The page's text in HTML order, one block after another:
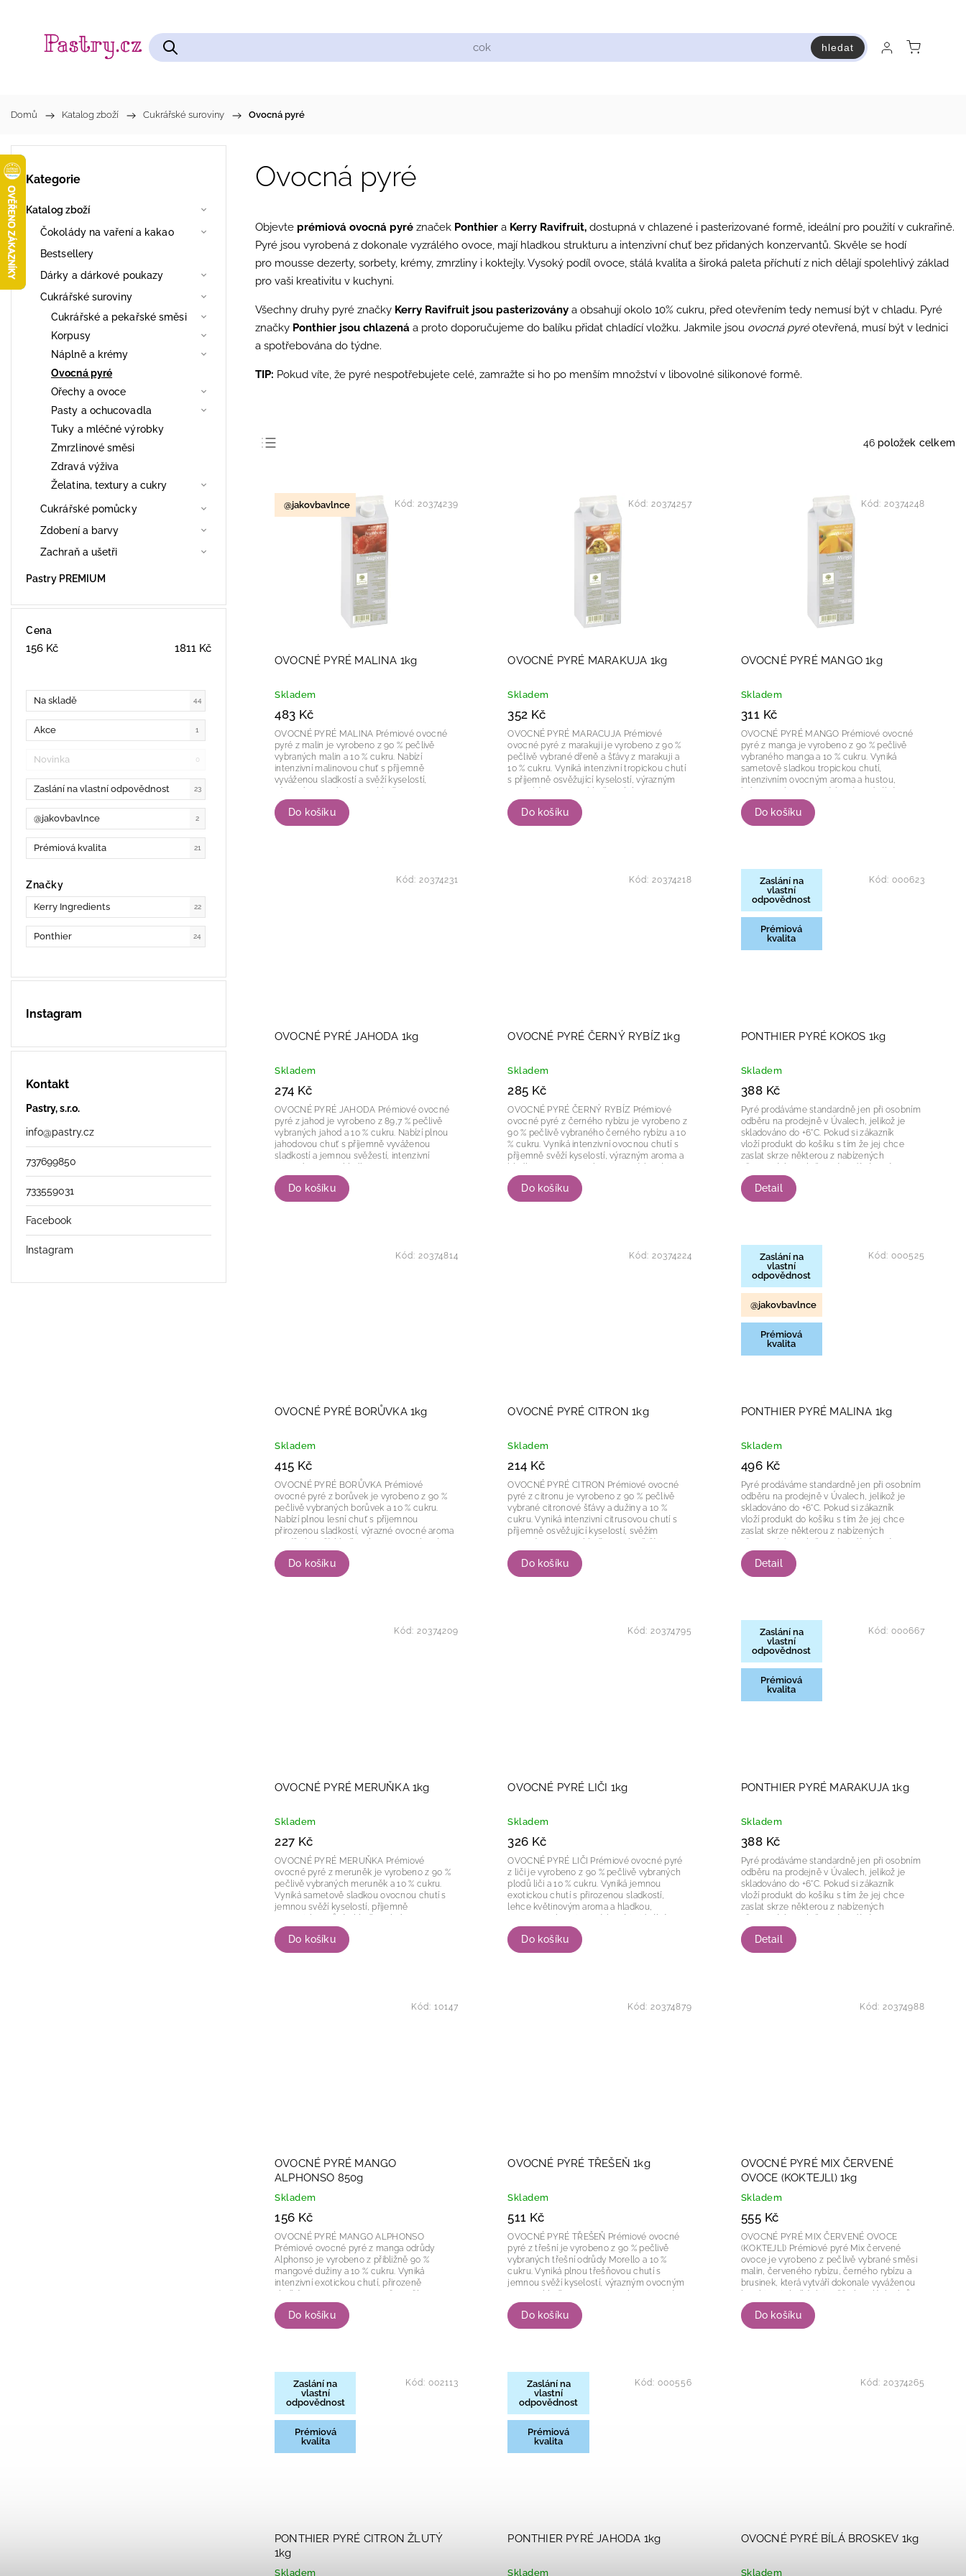
hledat
Domů / Katalog zboží / Cukrářské suroviny / Ovocná pyré
Kategorie
Katalog zboží
Čokolády na vaření a kakao
Bestsellery
Dárky a dárkové poukazy
Cukrářské suroviny
Cukrářské a pekařské směsi
Korpusy
Náplně a krémy
Ovocná pyré
Ořechy a ovoce
Pasty a ochucovadla
Tuky a mléčné výrobky
Zmrzlinové směsi
Zdravá výživa
Želatina, textury a cukry
Cukrářské pomůcky
Zdobení a barvy
Zachraň a ušetři
Pastry PREMIUM
Cena
156 Kč 1811 Kč
Na skladě 44
Akce 1
Novinka 0
Zaslání na vlastní odpovědnost 23
@jakovbavlnce 2
Prémiová kvalita 21
Značky
Kerry Ingredients 22
Ponthier 24
Instagram
Kontakt
Pastry, s.r.o.
info@pastry.cz
737699850
733559031
Facebook
Instagram
Ovocná pyré
Objevte prémiová ovocná pyré značek Ponthier a Kerry Ravifruit, dostupná v chlazené i pasterizované formě, ideální pro použití v cukrařině.
Pyré jsou vyrobená z dokonale vyzrálého ovoce, mají hladkou strukturu a intenzivní chuť bez přidaných konzervantů. Skvěle se hodí
pro mousse dezerty, sorbety, krémy, zmrzliny i koktejly. Vysoký podíl ovoce, stálá kvalita a široká paleta příchutí z nich dělají spolehlivý základ
pro vaši kreativitu v kuchyni.
Všechny druhy pyré značky Kerry Ravifruit jsou pasterizovány a obsahují okolo 10% cukru, před otevřením tedy nemusí být v chladu. Pyré
značky Ponthier jsou chlazená a proto doporučujeme do balíku přidat chladící vložku. Jakmile jsou ovocná pyréotevřená, musí být v lednici
a spotřebována do týdne.
TIP: Pokud víte, že pyré nespotřebujete celé, zamražte si ho po menším množství v libovolné silikonové formě.
Nejdražší
46 položek celkem
@jakovbavlnce
OVOCNÉ PYRÉ MALINA 1kg
Skladem
483 Kč
Do košíku
OVOCNÉ PYRÉ MALINA Prémiové ovocné
pyré z malin je vyrobeno z 90 % pečlivě
vybraných malin a 10 % cukru. Nabízí
intenzivní malinovou chuť s příjemně
vyváženou sladkostí a svěží kyselostí,
sametovou konzistenci,...
Kód:20374239
OVOCNÉ PYRÉ MARAKUJA 1kg
Skladem
352 Kč
Do košíku
OVOCNÉ PYRÉ MARACUJA Prémiové
ovocné pyré z marakuji je vyrobeno z 90 %
pečlivě vybrané dřeně a šťávy z marakuji a
10 % cukru. Vyniká intenzivní tropickou chutí
s příjemně osvěžující kyselostí, výrazným
tekutější...
Kód: 20374257
OVOCNÉ PYRÉ MANGO 1kg
Skladem
311 Kč
Do košíku
OVOCNÉ PYRÉ MANGO Prémiové ovocné
pyré z manga je vyrobeno z 90 % pečlivě
vybraného manga a 10 % cukru. Vyniká
sametově sladkou tropickou chutí,
intenzivním ovocným aroma a hustou,
přípravu krémů,...
Kód: 20374248
OVOCNÉ PYRÉ JAHODA 1kg
Skladem
274 Kč
Do košíku
OVOCNÉ PYRÉ JAHODA Prémiové ovocné
pyré z jahod je vyrobeno z 89,7 % pečlivě
vybraných jahod a 10 % cukru. Nabízí plnou
jahodovou chuť s příjemně vyváženou
sladkostí a jemnou svěžestí, intenzivní
ovocné aroma a hladkou, sametovou...
Kód:20374231
OVOCNÉ PYRÉ ČERNÝ RYBÍZ 1kg
Skladem
285 Kč
Do košíku
OVOCNÉ PYRÉ ČERNÝ RYBÍZ Prémiové
ovocné pyré z černého rybízu je vyrobeno z
90 % pečlivě vybraného černého rybízu a 10
% cukru. Vyniká intenzivní ovocnou chutí s
příjemně svěží kyselostí, výrazným aroma a
hladkou, sametovou konzistencí, která je...
Kód: 20374218
Zaslání na
vlastní
odpovědnost
Prémiová
kvalita
PONTHIER PYRÉ KOKOS 1kg
Skladem
388 Kč
Detail
Pyré prodáváme standardně jen při osobním
odběru na prodejně v Úvalech, jelikož je
skladováno do +6°C. Pokud si zákazník
vloží produkt do košíku s tím že jej chce
zaslat skrze některou z nabízených
přepravních společností, vzdává se tím...
Kód: 000623
OVOCNÉ PYRÉ BORŮVKA 1kg
Skladem
415 Kč
Do košíku
OVOCNÉ PYRÉ BORŮVKA Prémiové
ovocné pyré z borůvek je vyrobeno z 90 %
pečlivě vybraných borůvek a 10 % cukru.
Nabízí plnou lesní chuť s příjemnou
přirozenou sladkostí, výrazné ovocné aroma
Kód: 20374814
OVOCNÉ PYRÉ CITRON 1kg
Skladem
214 Kč
Do košíku
OVOCNÉ PYRÉ CITRON Prémiové ovocné
pyré z citronu je vyrobeno z 90 % pečlivě
vybrané citronové šťávy a dužiny a 10 %
cukru. Vyniká intenzivní citrusovou chutí s
příjemně osvěžující kyselostí, svěžím
Kód: 20374224
Zaslání na
vlastní
odpovědnost
@jakovbavlnce
Prémiová
kvalita
PONTHIER PYRÉ MALINA 1kg
Skladem
496 Kč
Detail
Pyré prodáváme standardně jen při osobním
odběru na prodejně v Úvalech, jelikož je
skladováno do +6°C. Pokud si zákazník
vloží produkt do košíku s tím že jej chce
zaslat skrze některou z nabízených
Kód: 000525
OVOCNÉ PYRÉ MERUŇKA 1kg
Skladem
227 Kč
Do košíku
OVOCNÉ PYRÉ MERUŇKA Prémiové
ovocné pyré z meruněk je vyrobeno z 90 %
pečlivě vybraných meruněk a 10 % cukru.
Vyniká sametově sladkou ovocnou chutí s
jemnou svěží kyselostí, příjemně
konzistencí, která je...
Kód:20374209
OVOCNÉ PYRÉ LIČI 1kg
Skladem
326 Kč
Do košíku
OVOCNÉ PYRÉ LIČI Prémiové ovocné pyré
z liči je vyrobeno z 90 % pečlivě vybraných
plodů liči a 10 % cukru. Vyniká jemnou
exotickou chutí s přirozenou sladkostí,
lehce květinovým aroma a hladkou,
Kód: 20374795
Zaslání na
vlastní
odpovědnost
Prémiová
kvalita
PONTHIER PYRÉ MARAKUJA 1kg
Skladem
388 Kč
Detail
Pyré prodáváme standardně jen při osobním
odběru na prodejně v Úvalech, jelikož je
skladováno do +6°C. Pokud si zákazník
vloží produkt do košíku s tím že jej chce
zaslat skrze některou z nabízených
Kód: 000667
OVOCNÉ PYRÉ MANGO
ALPHONSO 850g
Skladem
156 Kč
Do košíku
OVOCNÉ PYRÉ MANGO ALPHONSO
Prémiové ovocné pyré z manga odrůdy
Alphonso je vyrobeno z přibližně 90 %
mangové dužiny a 10 % cukru. Vyniká
intenzivní exotickou chutí, přirozeně
sladkým aroma a sytou oranžovo-žlutou
barvou. Díky hladké konzistenci...
Kód:10147
OVOCNÉ PYRÉ TŘEŠEŇ 1kg
Skladem
511 Kč
Do košíku
OVOCNÉ PYRÉ TŘEŠEŇ Prémiové ovocné
pyré z třešní je vyrobeno z 90 % pečlivě
vybraných třešní odrůdy Morello a 10 %
cukru. Vyniká plnou třešňovou chutí s
jemnou svěží kyselostí, výrazným ovocným
aroma a hladkou, sametovou konzistencí,
která je...
Kód: 20374879
OVOCNÉ PYRÉ MIX ČERVENÉ
OVOCE (KOKTEJLl) 1kg
Skladem
555 Kč
Do košíku
OVOCNÉ PYRÉ MIX ČERVENÉ OVOCE
(KOKTEJLl) Prémiové pyré Mix červené
ovoce je vyrobeno z pečlivě vybrané směsi
malin, červeného rybízu, černého rybízu a
brusinek, která vytváří dokonale vyváženou
kombinaci sladkých i svěže kyselých tónů.
Vyniká...
Kód: 20374988
Zaslání na
vlastní
odpovědnost
Prémiová
kvalita
PONTHIER PYRÉ CITRON ŽLUTÝ
1kg
Skladem
Kód:002113
Zaslání na
vlastní
odpovědnost
Prémiová
kvalita
PONTHIER PYRÉ JAHODA 1kg
Skladem
Kód: 000556
OVOCNÉ PYRÉ BÍLÁ BROSKEV 1kg
Skladem
Kód: 20374265